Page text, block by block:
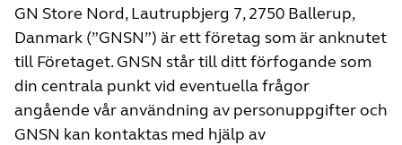
GN Store Nord, Lautrupbjerg 7, 2750 Ballerup,
Danmark (”GNSN”) är ett företag som är anknutet
till Företaget. GNSN står till ditt förfogande som
din centrala punkt vid eventuella frågor
angående vår användning av personuppgifter och
GNSN kan kontaktas med hjälp av